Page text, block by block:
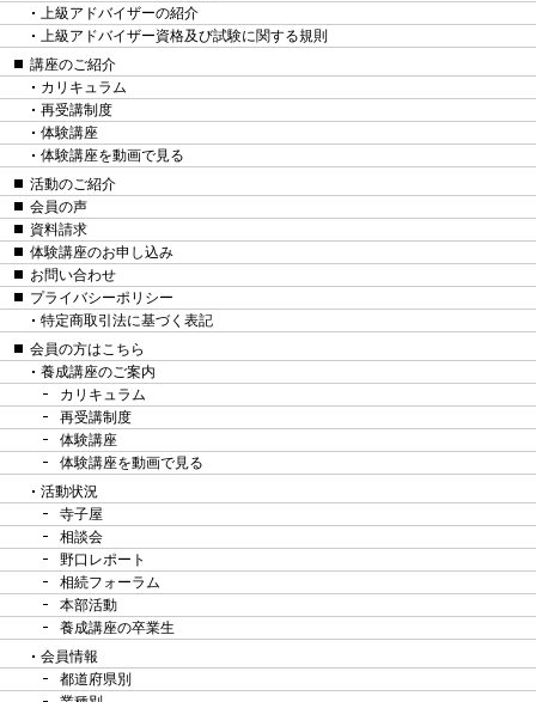
上級アドバイザーの紹介
上級アドバイザー資格及び試験に関する規則
講座のご紹介
カリキュラム
再受講制度
体験講座
体験講座を動画で見る
活動のご紹介
会員の声
資料請求
体験講座のお申し込み
お問い合わせ
プライバシーポリシー
特定商取引法に基づく表記
会員の方はこちら
養成講座のご案内
カリキュラム
再受講制度
体験講座
体験講座を動画で見る
活動状況
寺子屋
相談会
野口レポート
相続フォーラム
本部活動
養成講座の卒業生
会員情報
都道府県別